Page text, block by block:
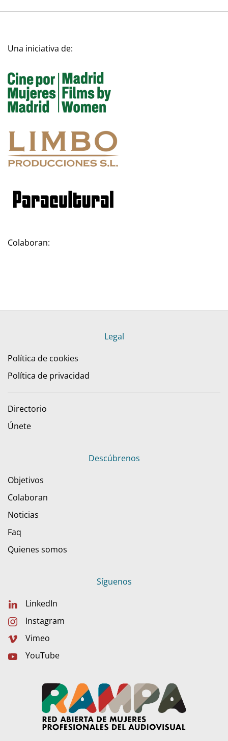
Una iniciativa de:
Colaboran:
Legal
Política de cookies
Política de privacidad
Directorio
Únete
Descúbrenos
Objetivos
Colaboran
Noticias
Faq
Quienes somos
Síguenos
LinkedIn
Instagram
Vimeo
YouTube